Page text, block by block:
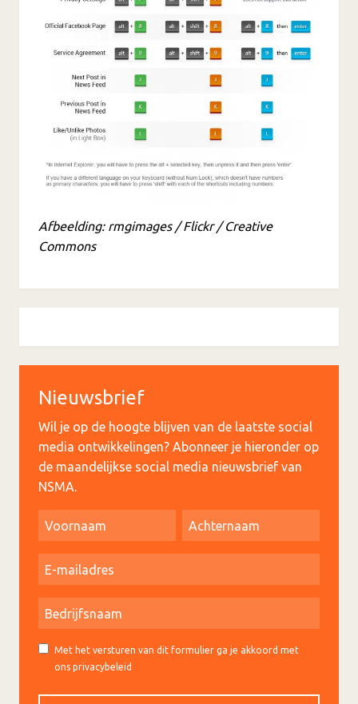
Afbeelding: rmgimages / Flickr / Creative
Commons
Nieuwsbrief
Wil je op de hoogte blijven van de laatste social
media ontwikkelingen? Abonneer je hieronder op
de maandelijkse social media nieuwsbrief van
NSMA.
Met het versturen van dit formulier ga je akkoord met
ons privacybeleid